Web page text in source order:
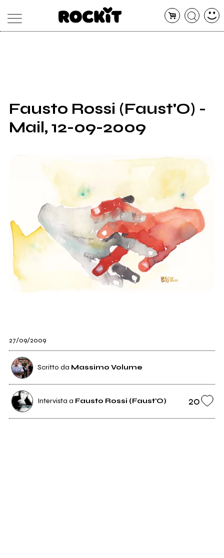
SHOP
RADIO
Fausto Rossi (Faust'O) -
Mail, 12-09-2009
27/09/2009
Scritto da Massimo Volume
Intervista a Fausto Rossi (Faust'O) 20